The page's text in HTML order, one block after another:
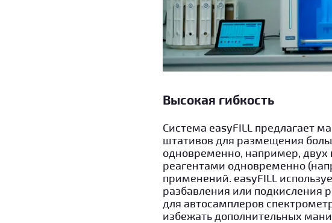
Высокая гибкость
Система easyFILL предлагает
штативов для размещения
одновременно, например, двух
реагентами одновременно
применений. easyFILL
разбавления или подкисления
для автосамплеров
избежать дополнительных